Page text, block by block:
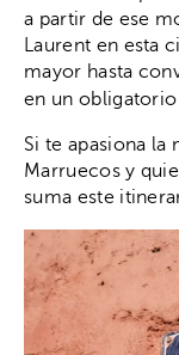
a partir de ese
Laurent en esta
mayor hasta
en un obligatorio
Si te apasiona la
Marruecos y
suma este